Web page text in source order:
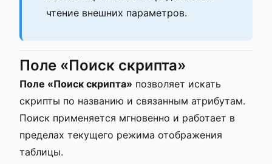
чтение внешних параметров.
Поле «Поиск скрипта»
Поле «Поиск скрипта» позволяет искать
скрипты по названию и связанным атрибутам.
Поиск применяется мгновенно и работает в
пределах текущего режима отображения
таблицы.